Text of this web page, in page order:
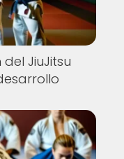
JiuJitsu